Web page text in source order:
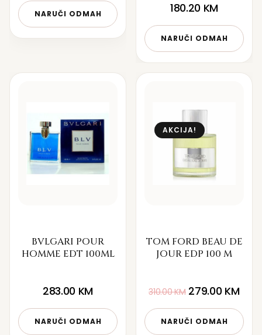
NARUČI ODMAH 180.20 KM
NARUČI ODMAH
BVLGARI POUR
HOMME EDT 100ML
283.00 KM
NARUČI ODMAH
AKCIJA!
TOM FORD BEAU DE
JOUR EDP 100 M
310.00KM 279.00 KM
NARUČI ODMAH